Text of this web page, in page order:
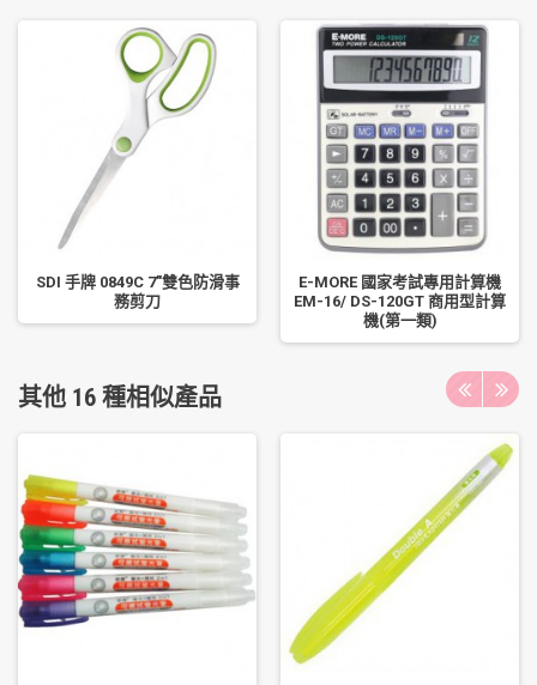
SDI 手牌 0849C 7"雙色防滑事
務剪刀
E-MORE 國家考試專用計算機
EM-16/ DS-120GT 商用型計算
機(第一類)
其他 16 種相似產品